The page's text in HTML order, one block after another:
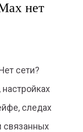
нет
сети?
следах
связанных